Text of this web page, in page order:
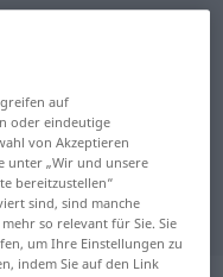
auf
oder eindeutige
von Akzeptieren
unter „Wir und unsere
bereitzustellen“
sind, sind manche
so relevant für Sie. Sie
um Ihre Einstellungen zu
indem Sie auf den Link